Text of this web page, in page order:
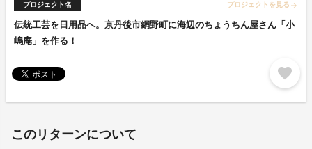
プロジェクト名 プロジェクトを見る arrow_forward
伝統工芸を日用品へ。京丹後市網野町に海辺のちょうちん屋さん「小
嶋庵」を作る！
favorite
このリターンについて